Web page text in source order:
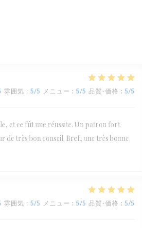
雰囲気 : 5/5 メニュー : 5/5 品質-価格 : 5/5
et ce fût une réussite. Un patron fort
de très bon conseil. Bref, une très bonne
雰囲気 : 5/5 メニュー : 5/5 品質-価格 : 5/5